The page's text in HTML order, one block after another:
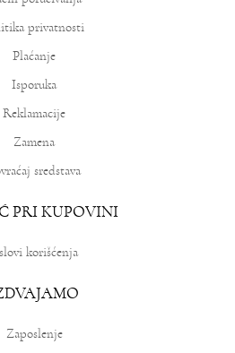
privatnosti
Plaćanje
Isporuka
Reklamacije
Zamena
sredstava
PRI KUPOVINI
korišćenja
Zaposlenje